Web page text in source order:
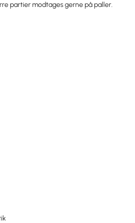
partier modtages gerne på paller.